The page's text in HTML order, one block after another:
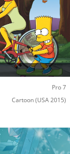
Pro 7
Cartoon(USA 2015)